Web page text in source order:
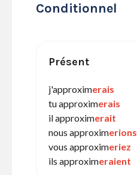
Conditionnel
Présent
j'approximerais
tu approximerais
il approximerait
nous approximerions
vous approximeriez
ils approximeraient